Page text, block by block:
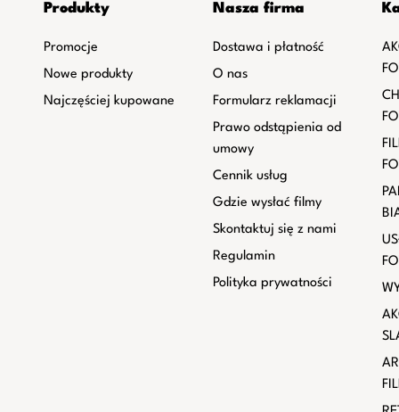
Produkty
Promocje
Nowe produkty
Najczęściej kupowane
Nasza firma
Dostawa i płatność
O nas
Formularz reklamacji
Prawo odstąpienia od
umowy
Cennik usług
Gdzie wysłać filmy
Skontaktuj się z nami
Regulamin
Polityka prywatności